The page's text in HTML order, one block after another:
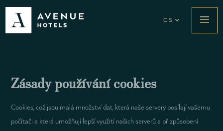
CS
Zásady používání cookies
Cookies, což jsou malá množství dat, která naše servery posílají vašemu
počítači a která umožňují lepší využití našich serverů a přizpůsobení